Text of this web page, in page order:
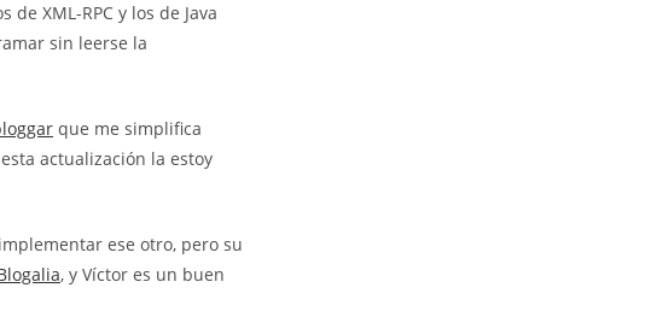
XML-RPC y los de Java
sin leerse la
que me simplifica
actualización la estoy
ese otro, pero su
, y Víctor es un buen